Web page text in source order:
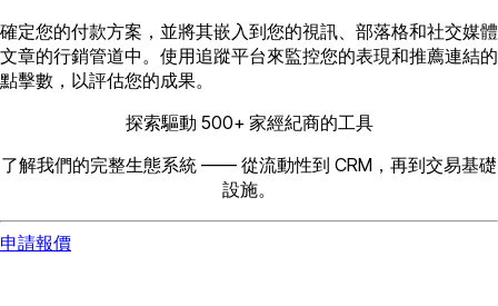
確定您的付款方案，並將其嵌入到您的視訊、部落格和社交媒體
文章的行銷管道中。使用追蹤平台來監控您的表現和推薦連結的
點擊數，以評估您的成果。
探索驅動 500+ 家經紀商的工具
了解我們的完整生態系統 —— 從流動性到 CRM，再到交易基礎
設施。
申請報價